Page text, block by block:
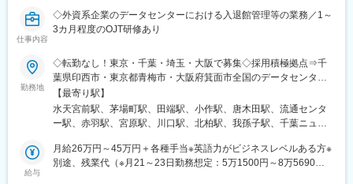
1. 事業運営・実務サポート
談対応
2. 広報・認知拡大
・認知拡大のためのWEBコラムの執筆・投稿
・公式SNS（note、Xなど）の運用、情報発信
3. 提携先との連携強化
・医療機関、介護施設、行政機関等へのアプローチ（DM送付な
ど）
仕事内容
◇外資系企業のデータセンターにおける入退館管理等の業務／1～
3カ月程度のOJT研修あり
勤務地
◇転勤なし！東京・千葉・埼玉・大阪で募集◇採用積極拠点⇒千
葉県印西市・東京都青梅市・大阪府箕面市全国のデータセンタ
ー・関連施設で募集！なかでも、以下の3拠点は積極採用中。採用
確率も高めです。勤務地によって車通勤も可能。＼積極採用拠点
／■千葉県印西市■東京都青梅市■大阪府箕面市- その他の勤務エリ
市、飯能市、川口市千葉県／印西市、柏市大阪府／大阪市、箕面
市
【最寄り駅】
水天宮前駅、茅場町駅、田端駅、小作駅、唐木田駅、流通センタ
ー駅、赤羽駅、宮原駅、川口駅、北柏駅、我孫子駅、千葉ニュー
駅、日本橋駅(東京都)、赤土小学校前駅、赤羽岩淵駅、八丁堀駅
(東京都)
給与
月給26万円～45万円＋各種手当※英語力がビジネスレベルある方※
別途、残業代（※月21～23日勤務想定：5万1500円～8万5690円